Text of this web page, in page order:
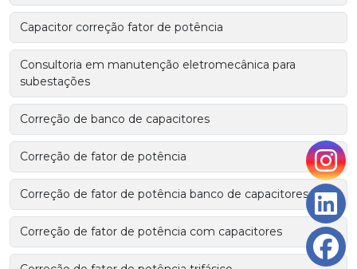
Capacitor correção fator de potência
Consultoria em manutenção eletromecânica para
subestações
Correção de banco de capacitores
Correção de fator de potência
Correção de fator de potência banco de capacitores
Correção de fator de potência com capacitores